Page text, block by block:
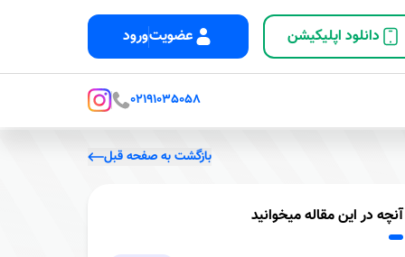
دانلود اپلیکیشن عضویتورود
02191035058
بازگشت به صفحه قبل
آنچه در این مقاله میخوانید